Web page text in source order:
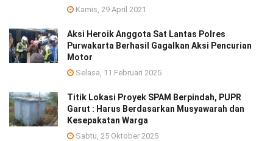
Kamis, 29 April 2021
Aksi Heroik Anggota Sat Lantas Polres
Purwakarta Berhasil Gagalkan Aksi Pencurian
Motor
Selasa, 11 Februari 2025
Titik Lokasi Proyek SPAM Berpindah, PUPR
Garut : Harus Berdasarkan Musyawarah dan
Kesepakatan Warga
Sabtu, 25 Oktober 2025